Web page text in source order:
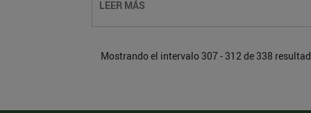
LEER MÁS
Mostrando el intervalo 307 - 312 de 338